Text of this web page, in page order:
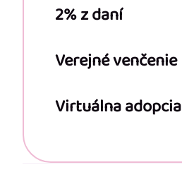
2% z daní
Verejné venčenie
Virtuálna adopcia